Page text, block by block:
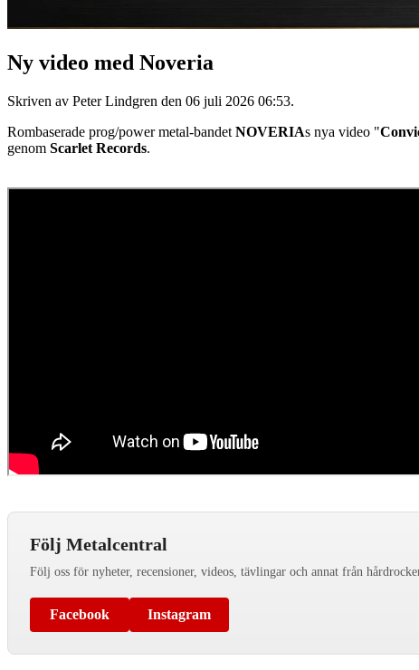
Ny video med Noveria
Skriven av Peter Lindgren den 06 juli 2026 06:53.
Rombaserade prog/power metal-bandet NOVERIAs nya video "
genom Scarlet Records.
Följ Metalcentral
Följ oss för nyheter, recensioner, videos, tävlingar och annat från
Facebook Instagram